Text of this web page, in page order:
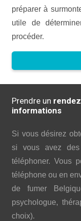
préparer à
utile de
procéder.
Prendre un
informations
Si vous désirez
si vous avez des
téléphoner. Vous
téléphone ou en
de fumer
psychologue,
choix).